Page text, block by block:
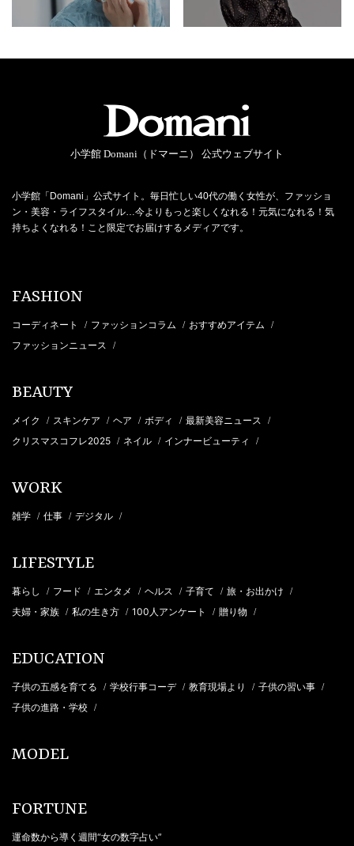
小学館 Domani（ドマーニ） 公式ウェブサイト
小学館「Domani」公式サイト。毎日忙しい40代の働く女性が、ファッショ
ン・美容・ライフスタイル…今よりもっと楽しくなれる！元気になれる！気
持ちよくなれる！こと限定でお届けするメディアです。
FASHION
コーディネート / ファッションコラム / おすすめアイテム /
ファッションニュース /
BEAUTY
メイク / スキンケア / ヘア / ボディ / 最新美容ニュース /
クリスマスコフレ2025 / ネイル / インナービューティ /
WORK
雑学 / 仕事 / デジタル /
LIFESTYLE
暮らし / フード / エンタメ / ヘルス / 子育て / 旅・お出かけ /
夫婦・家族 / 私の生き方 / 100人アンケート / 贈り物 /
EDUCATION
子供の五感を育てる / 学校行事コーデ / 教育現場より / 子供の習い事 /
子供の進路・学校 /
MODEL
FORTUNE
運命数から導く週間“女の数字占い”